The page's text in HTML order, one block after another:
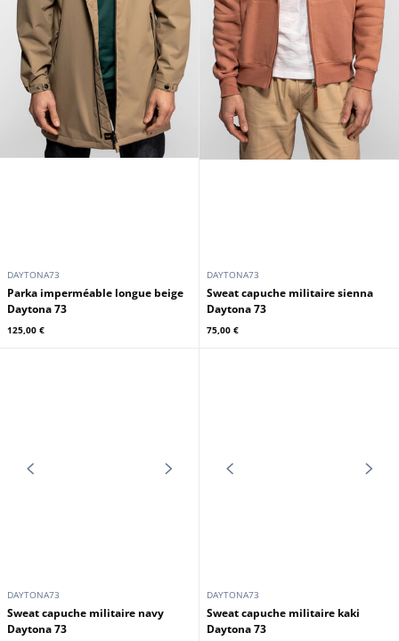
DAYTONA73
Parka imperméable longue beige
Daytona 73
125,00 €
DAYTONA73
Sweat capuche militaire sienna
Daytona 73
75,00 €